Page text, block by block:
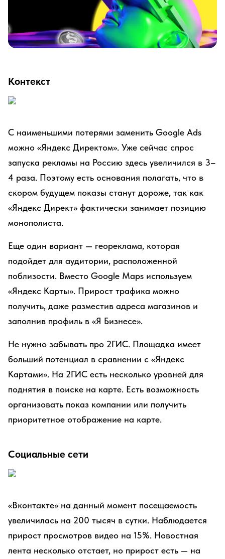
Контекст
С наименьшими потерями заменить Google Ads
можно «Яндекс Директом». Уже сейчас спрос
запуска рекламы на Россию здесь увеличился в 3–
4 раза. Поэтому есть основания полагать, что в
скором будущем показы станут дороже, так как
«Яндекс Директ» фактически занимает позицию
монополиста.
Еще один вариант — геореклама, которая
подойдет для аудитории, расположенной
поблизости. Вместо Google Maps используем
«Яндекс Карты». Прирост трафика можно
получить, даже разместив адреса магазинов и
заполнив профиль в «Я Бизнесе».
Не нужно забывать про 2ГИС. Площадка имеет
больший потенциал в сравнении с «Яндекс
Картами». На 2ГИС есть несколько уровней для
поднятия в поиске на карте. Есть возможность
организовать показ компании или получить
приоритетное отображение на карте.
Социальные сети
«Вконтакте» на данный момент посещаемость
увеличилась на 200 тысяч в сутки. Наблюдается
прирост просмотров видео на 15%. Новостная
лента несколько отстает, но прирост есть — на